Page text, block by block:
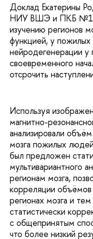
Доклад Екатерины
НИУ ВШЭ и ПКБ №1
изучению регионов
функцией, у
нейродегенерации
своевременного
отсрочить
Используя
магнитно-
анализировали
мозга пожилых
был предложен
мультивариантного
регионам мозга,
корреляции объёмов
регионах мозга и
статистически
с общепринятым
что более низкий